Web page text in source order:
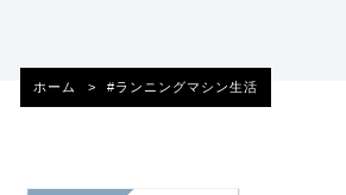
ホーム > #ランニングマシン生活